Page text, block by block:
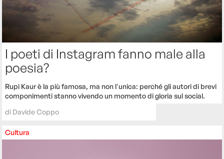
I poeti di Instagram fanno male alla
poesia?
Rupi Kaur è la più famosa, ma non l'unica: perché gli autori di brevi
componimenti stanno vivendo un momento di gloria sul social.
di Davide Coppo
Cultura